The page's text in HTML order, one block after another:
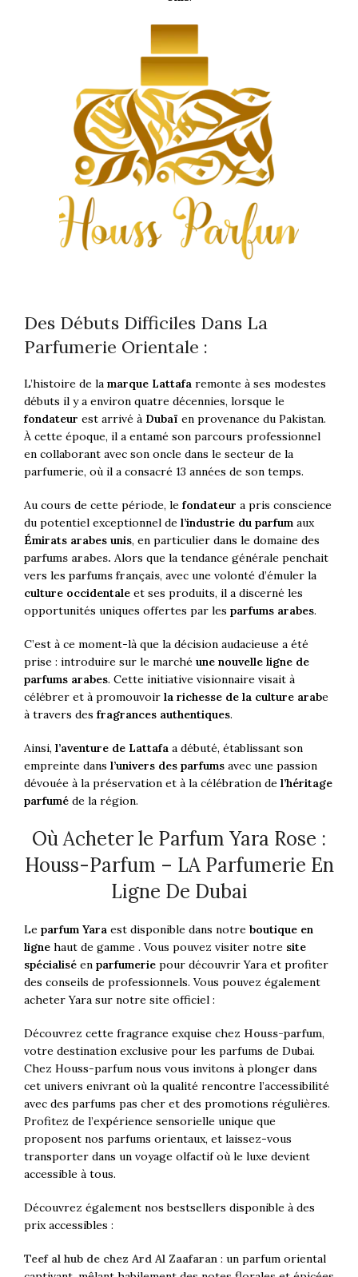
Des Débuts Difficiles Dans La
Parfumerie Orientale :
L’histoire de la marque Lattafa remonte à ses modestes
débuts il y a environ quatre décennies, lorsque le
fondateur est arrivé à Dubaï en provenance du Pakistan.
À cette époque, il a entamé son parcours professionnel
en collaborant avec son oncle dans le secteur de la
parfumerie, où il a consacré 13 années de son temps.
Au cours de cette période, le fondateur a pris conscience
du potentiel exceptionnel de l’industrie du parfum aux
Émirats arabes unis, en particulier dans le domaine des
parfums arabes. Alors que la tendance générale penchait
vers les parfums français, avec une volonté d’émuler la
culture occidentale et ses produits, il a discerné les
opportunités uniques offertes par les parfums arabes.
C’est à ce moment-là que la décision audacieuse a été
prise : introduire sur le marché une nouvelle ligne de
parfums arabes. Cette initiative visionnaire visait à
célébrer et à promouvoir la richesse de la culture arabe
à travers des fragrances authentiques.
Ainsi, l’aventure de Lattafa a débuté, établissant son
empreinte dans l’univers des parfums avec une passion
dévouée à la préservation et à la célébration de l’héritage
parfumé de la région.
Où Acheter le Parfum Yara Rose :
Houss-Parfum – LA Parfumerie En
Ligne De Dubai
Le parfum Yara est disponible dans notre boutique en
ligne haut de gamme . Vous pouvez visiter notre site
spécialisé en parfumerie pour découvrir Yara et profiter
des conseils de professionnels. Vous pouvez également
acheter Yara sur notre site officiel :
Découvrez cette fragrance exquise chez Houss-parfum,
votre destination exclusive pour les parfums de Dubai.
Chez Houss-parfum nous vous invitons à plonger dans
cet univers enivrant où la qualité rencontre l’accessibilité
avec des parfums pas cher et des promotions régulières.
Profitez de l’expérience sensorielle unique que
proposent nos parfums orientaux, et laissez-vous
transporter dans un voyage olfactif où le luxe devient
accessible à tous.
Découvrez également nos bestsellers disponible à des
prix accessibles :
Teef al hub de chez Ard Al Zaafaran : un parfum oriental